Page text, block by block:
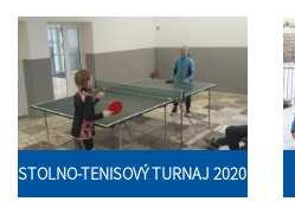
STOLNO-TENISOVÝ TURNAJ 2020